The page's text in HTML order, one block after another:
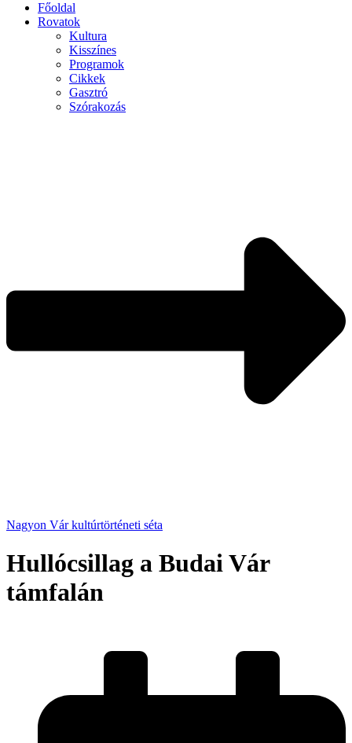
Főoldal
Rovatok
Kultura
Kisszínes
Programok
Cikkek
Gasztró
Szórakozás
Nagyon Vár kultúrtörténeti séta
Hullócsillag a Budai Vár
támfalán